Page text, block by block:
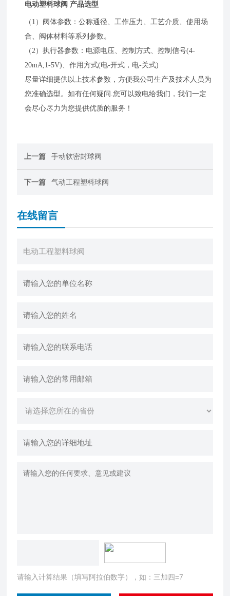
电动塑料球阀 产品选型
（1）阀体参数：公称通径、工作压力、工艺介质、使用场
合、阀体材料等系列参数。
（2）执行器参数：电源电压、控制方式、控制信号(4-
20mA,1-5V)、作用方式(电-开式，电-关式)
尽量详细提供以上技术参数，方便我公司生产及技术人员为
您准确选型。如有任何疑问.您可以致电给我们，我们一定
会尽心尽力为您提供优质的服务！
上一篇 手动软密封球阀
下一篇 气动工程塑料球阀
在线留言
请输入计算结果（填写阿拉伯数字），如：三加四=7